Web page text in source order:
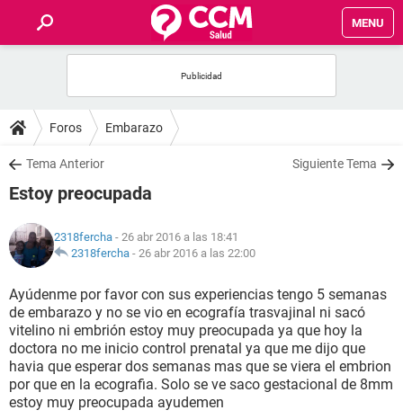
MENU
FOROS
SALUD
FAMILIA
NUTRICIÓN
BIENESTAR
SEXUALIDAD
GLOSARIO
Foros Embarazo
Tema Anterior Siguiente Tema
Estoy preocupada
2318fercha - 26 abr 2016 a las 18:41
2318fercha - 26 abr 2016 a las 22:00
Ayúdenme por favor con sus experiencias tengo 5 semanas
de embarazo y no se vio en ecografía trasvajinal ni sacó
vitelino ni embrión estoy muy preocupada ya que hoy la
doctora no me inicio control prenatal ya que me dijo que
havia que esperar dos semanas mas que se viera el embrion
por que en la ecografia. Solo se ve saco gestacional de 8mm
estoy muy preocupada ayudemen